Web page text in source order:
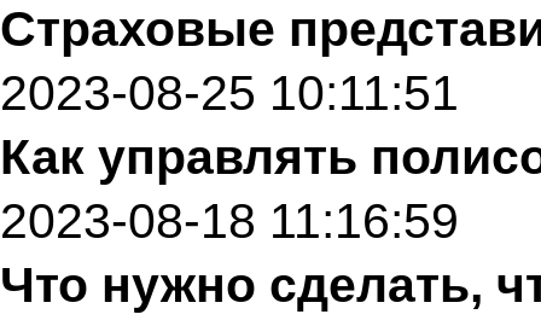
Страховые
2023-08-25 10:11:51
Как управлять
2023-08-18 11:16:59
Что нужно сделать,